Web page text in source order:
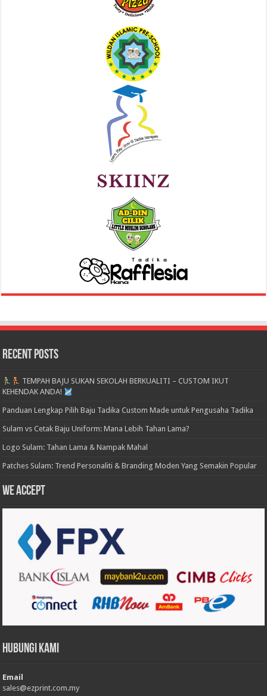
Recent Posts
TEMPAH BAJU SUKAN SEKOLAH BERKUALITI – CUSTOM IKUT
KEHENDAK ANDA!
Panduan Lengkap Pilih Baju Tadika Custom Made untuk Pengusaha Tadika
Sulam vs Cetak Baju Uniform: Mana Lebih Tahan Lama?
Logo Sulam: Tahan Lama & Nampak Mahal
Patches Sulam: Trend Personaliti & Branding Moden Yang Semakin Popular
We accept
Hubungi Kami
Email
sales@ezprint.com.my